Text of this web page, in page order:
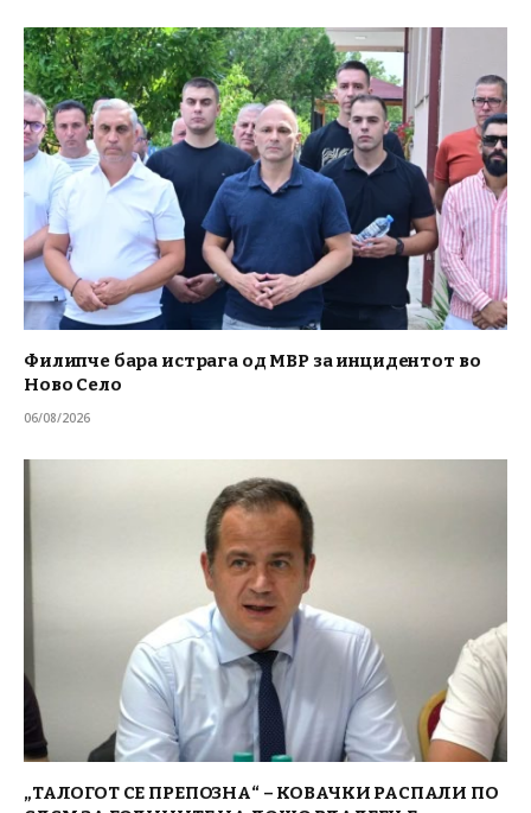
Филипче бара истрага од МВР за инцидентот во
Ново Село
06/08/2026
„ТАЛОГОТ СЕ ПРЕПОЗНА“ – КОВАЧКИ РАСПАЛИ ПО